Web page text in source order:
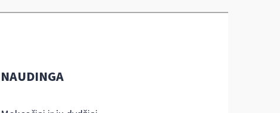
NAUDINGA